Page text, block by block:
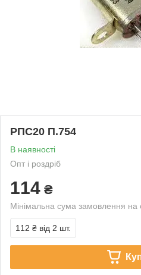
РПС20 П.754
В наявності
Опт і роздріб
114 ₴
Мінімальна сума замовлення на
112 ₴ від 2 шт.